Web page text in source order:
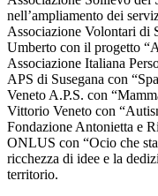
nell’ampliamento dei
Associazione Volontari
Umberto con il progetto
Associazione Italiana
APS di Susegana con
Veneto A.P.S. con
Vittorio Veneto con
Fondazione Antonietta e
ONLUS con “Ocio che
ricchezza di idee e la
territorio.